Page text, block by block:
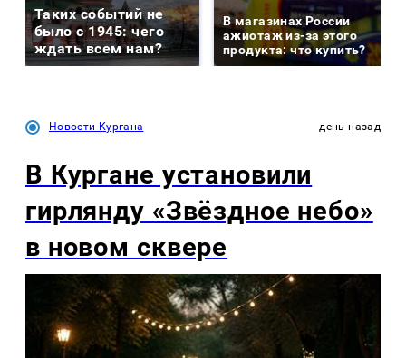
Таких событий не
было с 1945: чего
ждать всем нам?
В магазинах России
ажиотаж из-за этого
продукта: что купить?
Новости Кургана день назад
В Кургане установили
гирлянду «Звёздное небо»
в новом сквере